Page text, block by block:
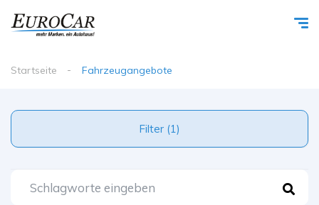
Startseite Fahrzeugangebote
Filter (1)